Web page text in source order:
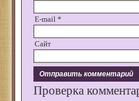
E-mail *
Сайт
Проверка